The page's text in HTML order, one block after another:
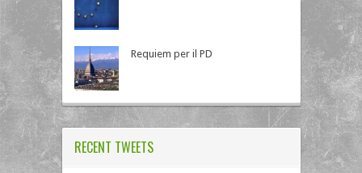
Requiem per il PD
RECENT TWEETS